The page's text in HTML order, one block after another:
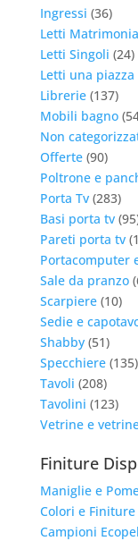
Ingressi (36)
Letti
Letti Singoli (24)
Letti una piazza
Librerie (137)
Mobili bagno
Non
Offerte (90)
Poltrone e
Porta Tv (283)
Basi porta tv
Pareti porta tv
Portacomputer
Sale da pranzo
Scarpiere (10)
Sedie e
Shabby (51)
Specchiere (135)
Tavoli (208)
Tavolini (123)
Vetrine e
Finiture
Maniglie e
Colori e Finiture
Campioni